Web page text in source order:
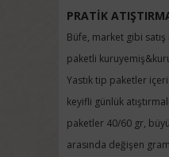
PRATİK
Büfe, market gibi
paketli
Yastık tip paketler
keyifli günlük
paketler 40/60 gr,
arasında değişen